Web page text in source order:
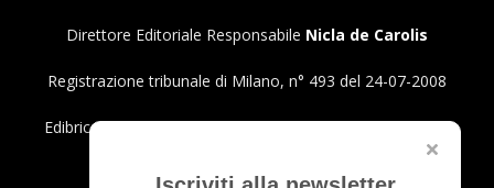
Direttore Editoriale Responsabile Nicla de Carolis
Registrazione tribunale di Milano, n° 493 del 24-07-2008
Edibrico srl - Viale Emilio Caldara, 44 - 20122 Milano P.iva
Privacy Policy